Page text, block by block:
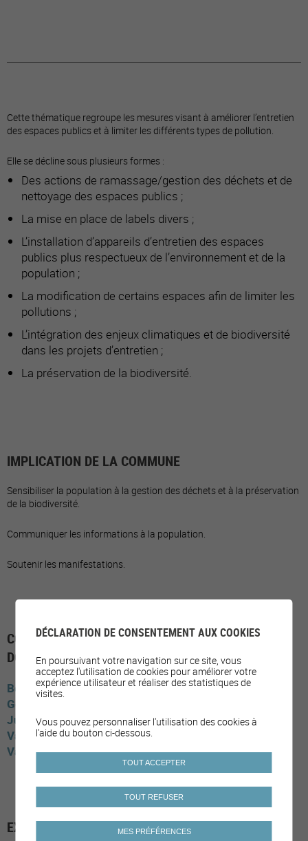
Cette thématique regroupe les mesures visant à améliorer l’entretien
des espaces publics et à limiter les différents types de pollution.
Elle se décline sous plusieurs formes :
Des actions de ramassage/gestion des déchets et de
nettoyage des espaces publics ;
La mise en place de labels divers ;
L’installation d’appareils d’entretien des espaces
publics plus respectueux de l’environnement et de la
population ;
La modification de certains espaces afin de limiter les
pollutions ;
L’intégration des enjeux climatiques et de biodiversité
dans les projets d’entretien ;
La préservation de la biodiversité.
IMPLICATION DE LA COMMUNE
Sensibiliser la population à la gestion des déchets et à la préservation
de la biodiversité.
Communiquer les informations à la population.
Soutenir les manifestations.
COMMUNES AYANT MIS EN PLACE LE SOUS-
DOMAINE
Berne
Reconvilier
Genève
Jura
Cornol Courgenay Delémont
Valais
Monthey Fully Savièse
Vaud
Renens Tévenon
EXEMPLES DE MESURES
DÉCLARATION DE CONSENTEMENT AUX COOKIES
En poursuivant votre navigation sur ce site, vous
acceptez l'utilisation de cookies pour améliorer votre
expérience utilisateur et réaliser des statistiques de
visites.
Vous pouvez personnaliser l'utilisation des cookies à
l'aide du bouton ci-dessous.
TOUT ACCEPTER
TOUT REFUSER
MES PRÉFÉRENCES